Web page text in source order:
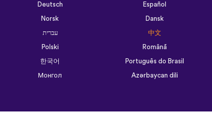
Deutsch Español
Norsk Dansk
עברית 中文
Polski Română
한국어 Português do Brasil
Монгол
Azərbaycan dili